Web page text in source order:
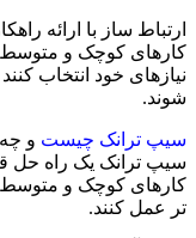
ارتباط ساز با ارائه
کارهای کوچک و متوسط
نیازهای خود انتخاب
شوند.
سیپ ترانک چیست و
سیپ ترانک یک راه حل
کارهای کوچک و متوسط
تر عمل کنند.